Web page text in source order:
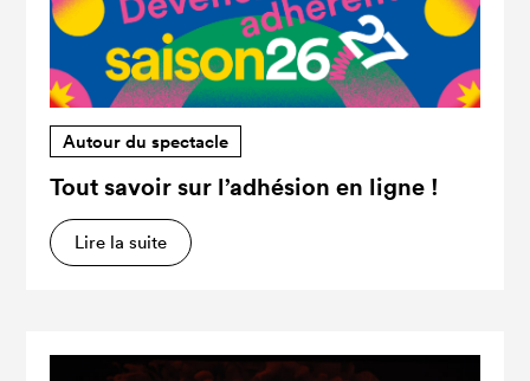
Autour du spectacle
Tout savoir sur l’adhésion en ligne !
Lire la suite